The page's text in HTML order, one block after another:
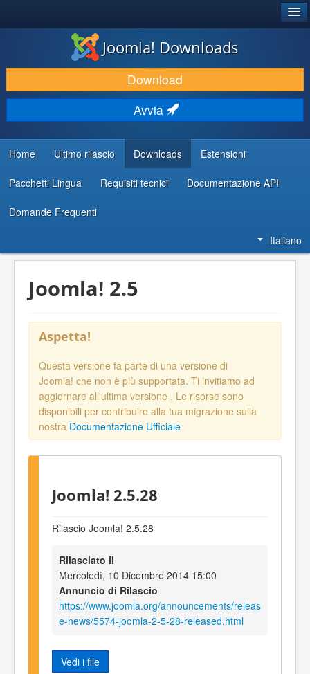
SCARICA & ESTENDI
SCOPRI & IMPARA
COMUNITÀ & SUPPORTO
RISORSE PER SVILUPPATORI
Joomla! Downloads
Download
Avvia
Home Ultimo rilascio Downloads Estensioni
Pacchetti Lingua Requisiti tecnici Documentazione API
Domande Frequenti
Italiano
Joomla! 2.5
Aspetta!
Questa versione fa parte di una versione di
Joomla! che non è più supportata. Ti invitiamo ad
aggiornare all'ultima versione . Le risorse sono
disponibili per contribuire alla tua migrazione sulla
nostra Documentazione Ufficiale
Joomla! 2.5.28
Rilascio Joomla! 2.5.28
Rilasciato il
Mercoledì, 10 Dicembre 2014 15:00
Annuncio di Rilascio
https://www.joomla.org/announcements/releas
e-news/5574-joomla-2-5-28-released.html
Vedi i file